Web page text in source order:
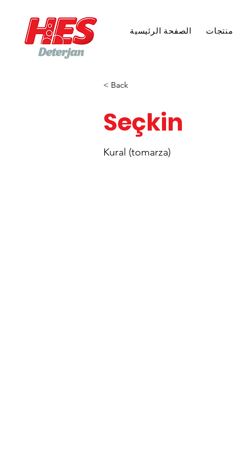
الصفحة الرئيسية منتجات
< Back
Seçkin
Kural (tomarza)